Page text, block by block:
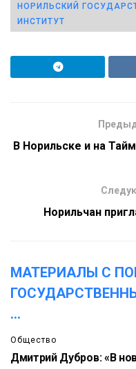
НОРИЛЬСКИЙ
ИНСТИТУТ
В Норильске и на
Норильчан
МАТЕРИАЛЫ С
...
Общество
Дмитрий Дубров: «В